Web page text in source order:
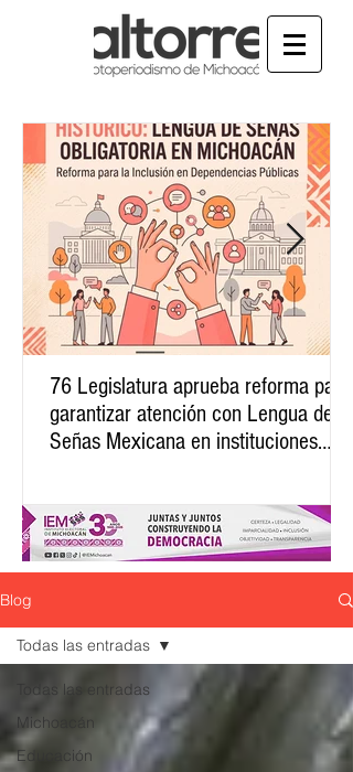
76 Legislatura aprueba reforma para
garantizar atención con Lengua de
Señas Mexicana en instituciones
Blog
Todas las entradas
Michoacán
Educación
Todas las entradas